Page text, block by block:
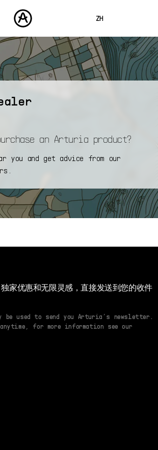
ZH
ENGLISH
FRANÇAIS
an Arturia product?
you and get advice from our
家优惠和无限灵感，直接发送到您的收件
used to send you Arturia’s newsletter.
anytime, for more information see our